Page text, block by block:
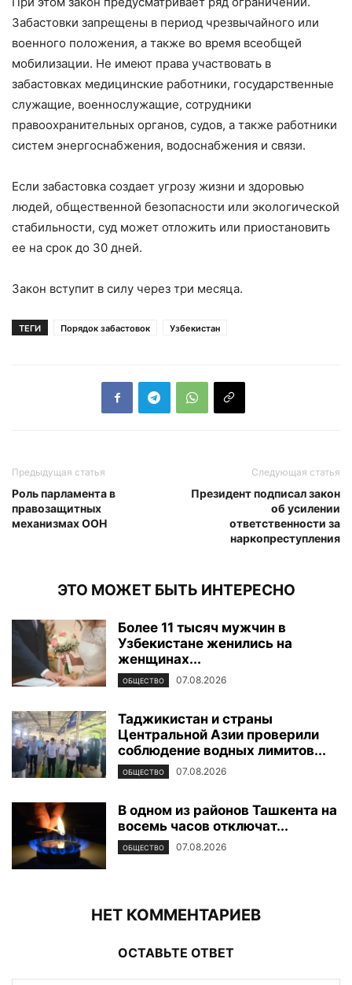
Забастовки запрещены в период чрезвычайного или
военного положения, а также во время всеобщей
мобилизации. Не имеют права участвовать в
забастовках медицинские работники, государственные
служащие, военнослужащие, сотрудники
правоохранительных органов, судов, а также работники
систем энергоснабжения, водоснабжения и связи.
Если забастовка создает угрозу жизни и здоровью
людей, общественной безопасности или экологической
стабильности, суд может отложить или приостановить
ее на срок до 30 дней.
Закон вступит в силу через три месяца.
ТЕГИ Порядок забастовок Узбекистан
Предыдущая статья
Роль парламента в
правозащитных
механизмах ООН
Следующая статья
Президент подписал закон
об усилении
ответственности за
наркопреступления
ЭТО МОЖЕТ БЫТЬ ИНТЕРЕСНО
Более 11 тысяч мужчин в
Узбекистане женились на
женщинах...
ОБЩЕСТВО 07.08.2026
Таджикистан и страны
Центральной Азии проверили
соблюдение водных лимитов...
ОБЩЕСТВО 07.08.2026
В одном из районов Ташкента на
восемь часов отключат...
ОБЩЕСТВО 07.08.2026
НЕТ КОММЕНТАРИЕВ
ОСТАВЬТЕ ОТВЕТ